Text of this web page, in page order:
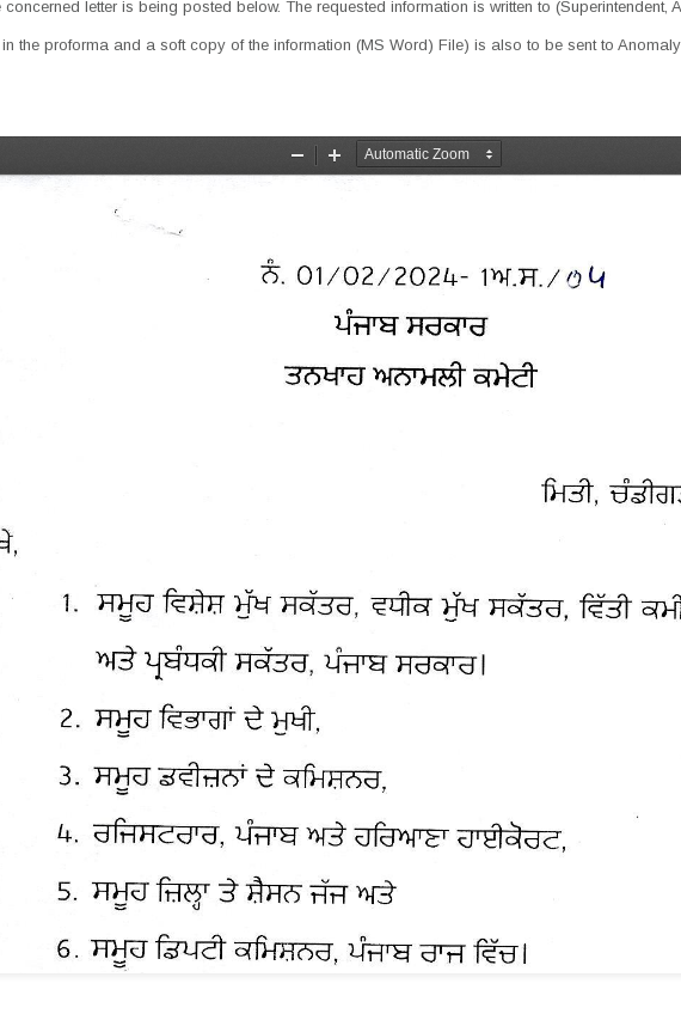
letter is being posted below. The requested information is written to (Superintendent,
the proforma and a soft copy of the information (MS Word) File) is also to be sent to